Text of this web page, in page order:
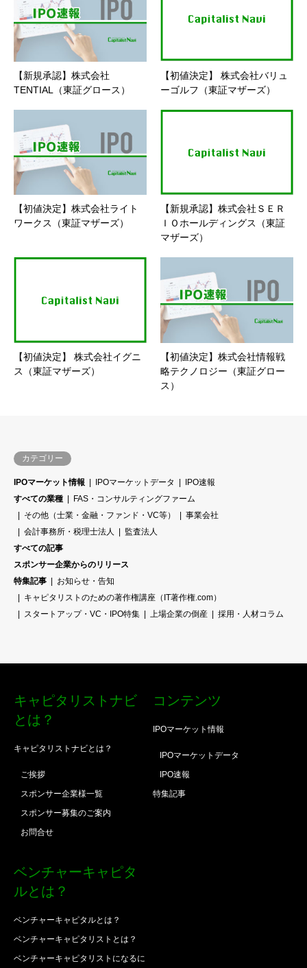
【新規承認】株式会社
TENTIAL（東証グロース）
【初値決定】 株式会社バリュ
ーゴルフ（東証マザーズ）
【初値決定】株式会社ライト
ワークス（東証マザーズ）
【新規承認】株式会社ＳＥＲ
ＩＯホールディングス（東証
マザーズ）
【初値決定】 株式会社イグニ
ス（東証マザーズ）
【初値決定】株式会社情報戦
略テクノロジー（東証グロー
ス）
カテゴリー
IPOマーケット情報 IPOマーケットデータ
IPO速報
すべての業種
FAS・コンサルティングファーム
その他（士業・金融・ファンド・VC等）
事業会社
会計事務所・税理士法人
監査法人
すべての記事
スポンサー企業からのリリース
特集記事
お知らせ・告知
キャピタリストのための著作権講座（IT著作権.com）
スタートアップ・VC・IPO特集
上場企業の倒産 採用・人材コラム
キャピタリストナビ
とは？
キャピタリストナビとは？
ご挨拶
スポンサー企業様一覧
スポンサー募集のご案内
お問合せ
コンテンツ
IPOマーケット情報
IPOマーケットデータ
IPO速報
特集記事
ベンチャーキャピタ
ルとは？
ベンチャーキャピタルとは？
ベンチャーキャピタリストとは？
ベンチャーキャピタリストになるに